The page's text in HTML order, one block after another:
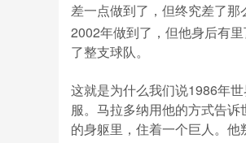
差一点做到了，但终究差了
2002年做到了，但他身后有
了整支球队。
这就是为什么我们说1986年
服。马拉多纳用他的方式告
的身躯里，住着一个巨人。他